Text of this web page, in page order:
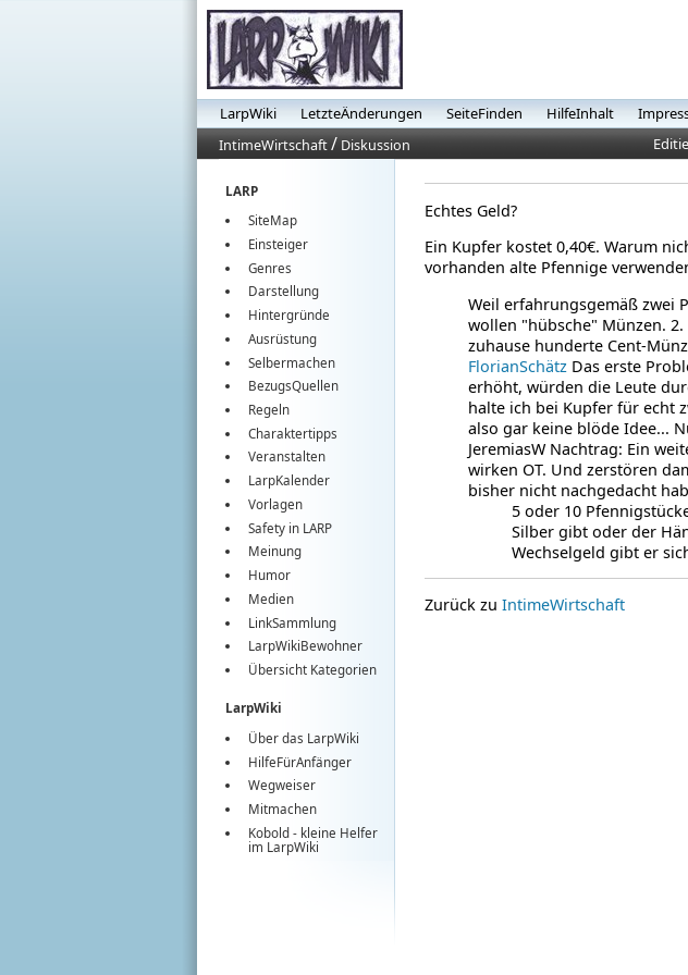
LarpWiki LetzteÄnderungen SeiteFinden HilfeInhalt
IntimeWirtschaft/ Diskussion
LARP
SiteMap
Einsteiger
Genres
Darstellung
Hintergründe
Ausrüstung
Selbermachen
BezugsQuellen
Regeln
Charaktertipps
Veranstalten
LarpKalender
Vorlagen
Safety in LARP
Meinung
Humor
Medien
LinkSammlung
LarpWikiBewohner
Übersicht Kategorien
LarpWiki
Über das LarpWiki
HilfeFürAnfänger
Wegweiser
Mitmachen
Kobold - kleine Helfer
im LarpWiki
Echtes Geld?
Ein Kupfer kostet 0,40€. Warum
vorhanden alte Pfennige
Weil erfahrungsgemäß zwei
wollen "hübsche" Münzen.
zuhause hunderte Cent-
FlorianSchätz Das erste
erhöht, würden die Leute
halte ich bei Kupfer für echt
also gar keine blöde Idee...
JeremiasW Nachtrag: Ein
wirken OT. Und zerstören
bisher nicht nachgedacht
5 oder 10
Silber gibt oder der
Wechselgeld gibt er
Zurück zu IntimeWirtschaft